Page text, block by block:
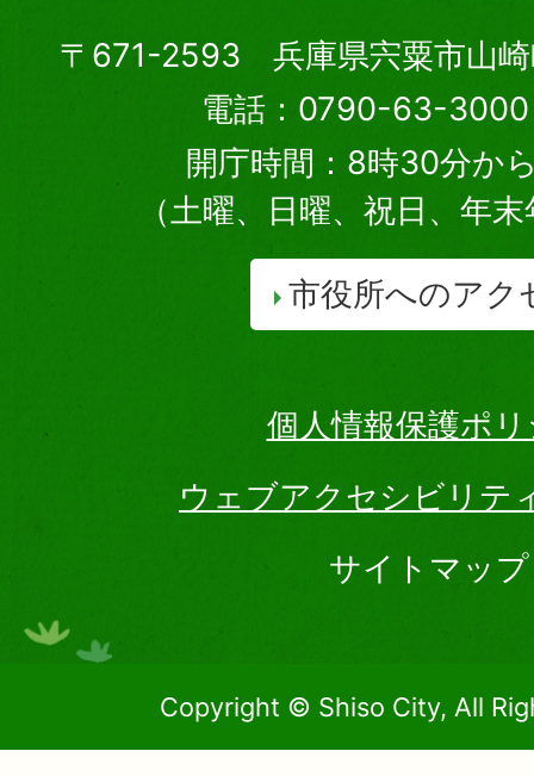
〒671-2593 兵庫県宍粟市山崎
電話：0790-63-3000
開庁時間：8時30分か
（土曜、日曜、祝日、年
市役所へのアク
個人情報保護ポ
ウェブアクセシビリテ
サイトマップ
Copyright © Shiso City, All